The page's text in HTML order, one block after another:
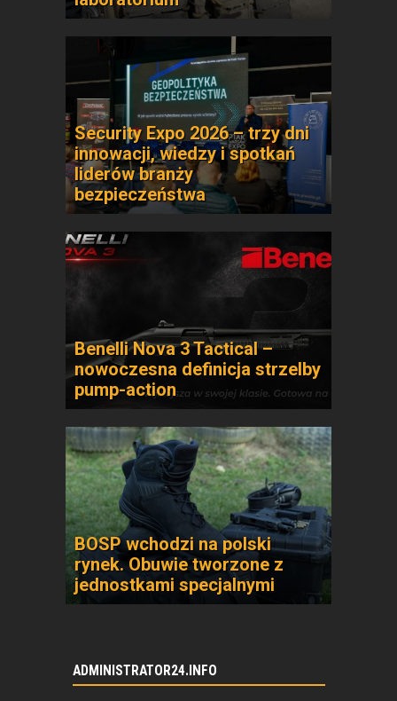
Security Expo 2026 – trzy dni
innowacji, wiedzy i spotkań
liderów branży
bezpieczeństwa
Benelli Nova 3 Tactical –
nowoczesna definicja strzelby
pump-action
BOSP wchodzi na polski
rynek. Obuwie tworzone z
jednostkami specjalnymi
ADMINISTRATOR24.INFO